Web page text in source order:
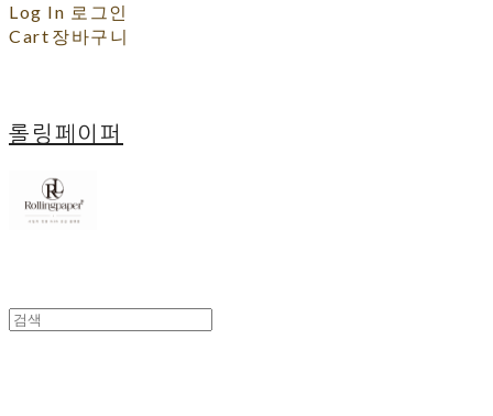
Log In 로그인
Cart 장바구니
롤링페이퍼